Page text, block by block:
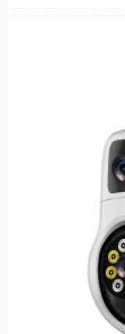
​​Вологостійка
кронштейнами для
​​Віддалений моніторинг​​ –
записаних відео з будь-
Сумісність із хмарним
додатковій інтеграції з
​​Енергоефективність​​ –
на електроенергію,